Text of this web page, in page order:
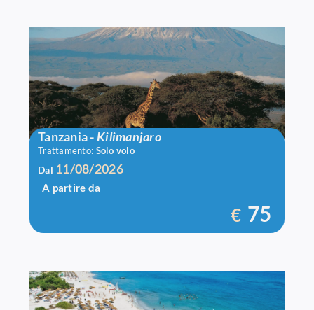
Volo A/R Tanzania
Tanzania-Kilimanjaro
Trattamento: Solo volo
Dal 11/08/2026
A partire da
€ 75